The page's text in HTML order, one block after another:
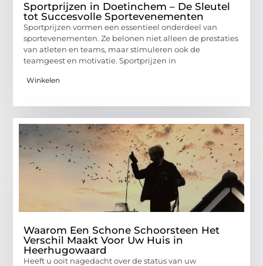
Sportprijzen in Doetinchem – De Sleutel
tot Succesvolle Sportevenementen
Sportprijzen vormen een essentieel onderdeel van
sportevenementen. Ze belonen niet alleen de prestaties
van atleten en teams, maar stimuleren ook de
teamgeest en motivatie. Sportprijzen in
Winkelen
Waarom Een Schone Schoorsteen Het
Verschil Maakt Voor Uw Huis in
Heerhugowaard
Heeft u ooit nagedacht over de status van uw